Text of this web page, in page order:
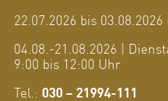
22.07.2026 bis
04.08.-21.08.2026 |
9:00 bis 12:00 Uhr
Tel.: 030 – 21994-111